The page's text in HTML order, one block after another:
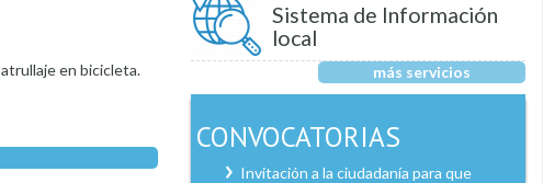
en bicicleta.
Sistema de Información
local
más servicios
CONVOCATORIAS
Invitación a la ciudadanía para que